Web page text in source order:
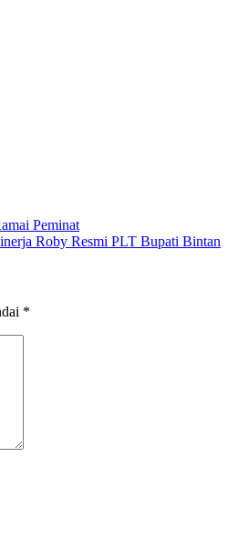
Peminat
Roby Resmi PLT Bupati Bintan
*